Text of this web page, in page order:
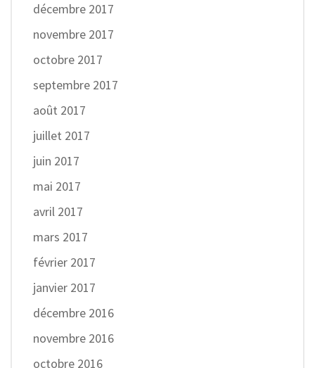
décembre 2017
novembre 2017
octobre 2017
septembre 2017
août 2017
juillet 2017
juin 2017
mai 2017
avril 2017
mars 2017
février 2017
janvier 2017
décembre 2016
novembre 2016
octobre 2016